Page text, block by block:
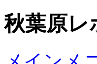
秋葉原レ